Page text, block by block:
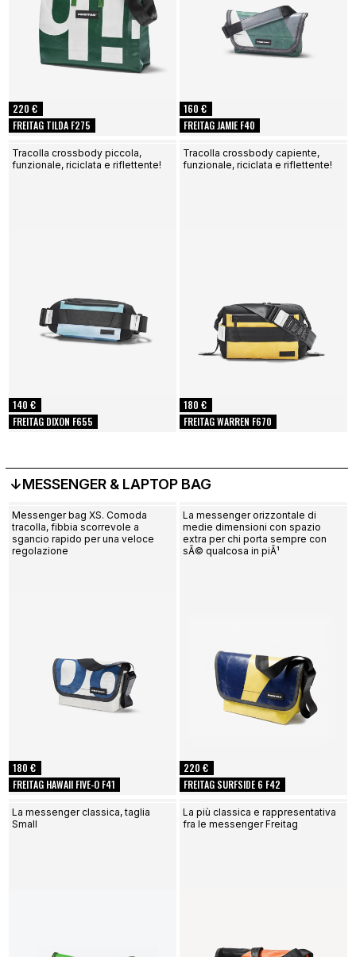
FREITAG TILDA F275
220 €
FREITAG JAMIE F40
160 €
FREITAG DIXON F655
140 €
Tracolla crossbody piccola,
funzionale, riciclata e riflettente!
FREITAG WARREN F670
180 €
Tracolla crossbody capiente,
funzionale, riciclata e riflettente!
↓MESSENGER & LAPTOP BAG
FREITAG HAWAII FIVE-O F41
180 €
Messenger bag XS. Comoda
tracolla, fibbia scorrevole a
sgancio rapido per una veloce
regolazione
FREITAG SURFSIDE 6 F42
220 €
La messenger orizzontale di
medie dimensioni con spazio
extra per chi porta sempre con
sÃ© qualcosa in piÃ¹
La messenger classica, taglia
Small
La più classica e rappresentativa
fra le messenger Freitag